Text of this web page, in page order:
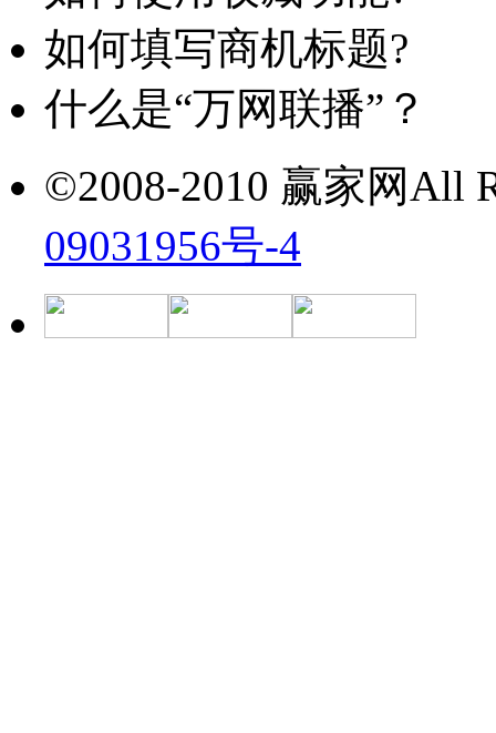
如何填写商机标题?
什么是“万网联播”？
©2008-2010 赢家网All
09031956号-4